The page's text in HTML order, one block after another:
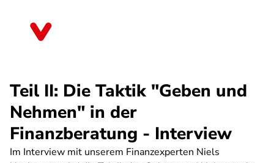
Teil II: Die Taktik "Geben und
Nehmen" in der
Finanzberatung - Interview
Im Interview mit unserem Finanzexperten Niels